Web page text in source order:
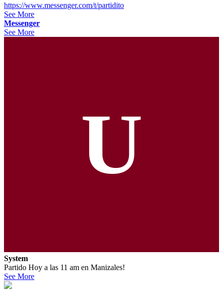
https://www.messenger.com/t/partidito
See More
Messenger
See More
U
System
Partido Hoy a las 11 am en Manizales!
See More